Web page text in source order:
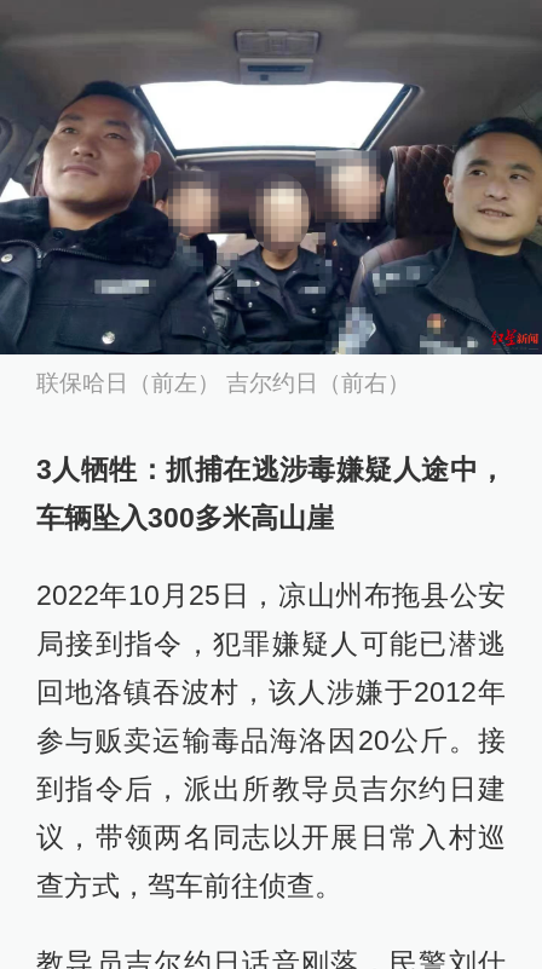
联保哈日（前左） 吉尔约日（前右）
3人牺牲：抓捕在逃涉毒嫌疑人途中，
车辆坠入300多米高山崖
2022年10月25日，凉山州布拖县公安
局接到指令，犯罪嫌疑人可能已潜逃
回地洛镇吞波村，该人涉嫌于2012年
参与贩卖运输毒品海洛因20公斤。接
到指令后，派出所教导员吉尔约日建
议，带领两名同志以开展日常入村巡
查方式，驾车前往侦查。